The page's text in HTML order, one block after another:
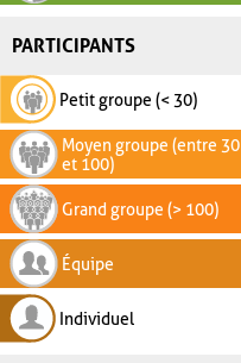
PARTICIPANTS
Petit groupe (< 30)
Moyen groupe (entre 30
et 100)
Grand groupe (> 100)
Équipe
Individuel